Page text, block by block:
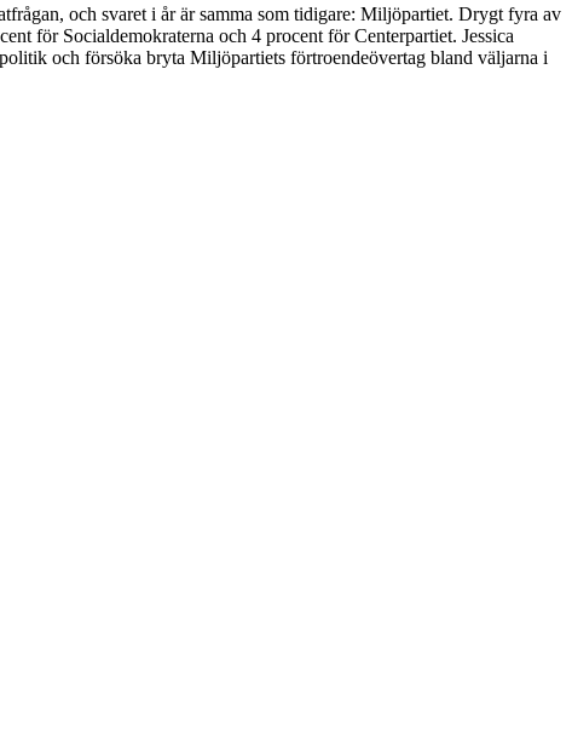
och svaret i år är samma som tidigare: Miljöpartiet. Drygt fyra av
för Socialdemokraterna och 4 procent för Centerpartiet. Jessica
och försöka bryta Miljöpartiets förtroendeövertag bland väljarna i